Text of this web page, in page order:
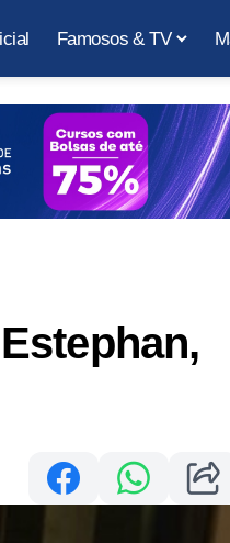
Famosos & TV